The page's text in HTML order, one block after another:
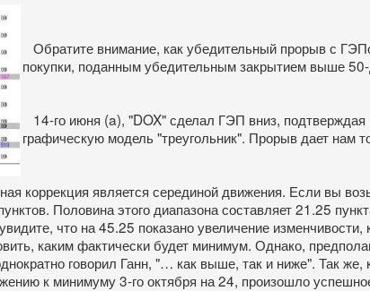
Обратите внимание, как убедительный прорыв с
покупки, поданным убедительным закрытием выше
14-го июня (a), "DOX" сделал ГЭП вниз, подтверждая
графическую модель "треугольник". Прорыв дает нам
коррекция является серединой движения. Если вы
Половина этого диапазона составляет 21.25
что на 45.25 показано увеличение
каким фактически будет минимум. Однако,
говорил Ганн, "… как выше, так и ниже". Так
к минимуму 3-го октября на 24, произошло